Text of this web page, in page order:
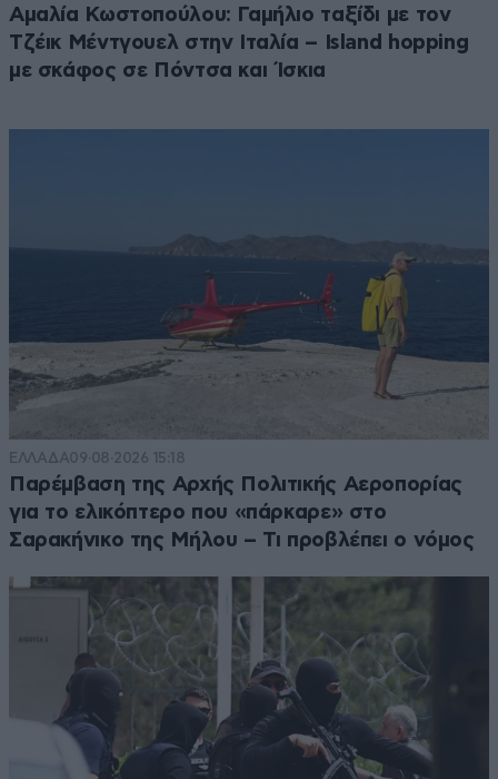
Αμαλία Κωστοπούλου: Γαμήλιο ταξίδι με τον
Τζέικ Μέντγουελ στην Ιταλία – Island hopping
με σκάφος σε Πόντσα και Ίσκια
ΕΛΛΑΔΑ09·08·2026 15:18
Παρέμβαση της Αρχής Πολιτικής Αεροπορίας
για το ελικόπτερο που «πάρκαρε» στο
Σαρακήνικο της Μήλου – Τι προβλέπει ο νόμος